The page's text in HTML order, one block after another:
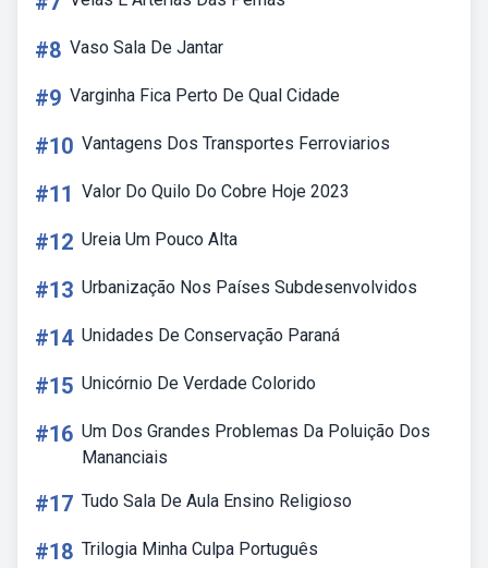
#8 Vaso Sala De Jantar
#9 Varginha Fica Perto De Qual Cidade
#10 Vantagens Dos Transportes Ferroviarios
#11 Valor Do Quilo Do Cobre Hoje 2023
#12 Ureia Um Pouco Alta
#13 Urbanização Nos Países Subdesenvolvidos
#14 Unidades De Conservação Paraná
#15 Unicórnio De Verdade Colorido
#16 Um Dos Grandes Problemas Da Poluição Dos
Mananciais
#17 Tudo Sala De Aula Ensino Religioso
#18 Trilogia Minha Culpa Português